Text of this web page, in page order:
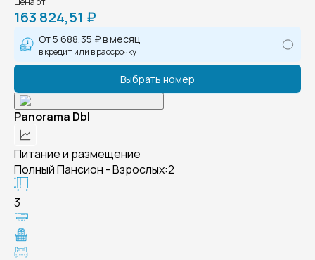
163 824,51 ₽
От5 688,35 ₽в месяц
в кредит или в рассрочку
Выбрать номер
Panorama Dbl
Питание и размещение
Полный Пансион - Взрослых:2
3